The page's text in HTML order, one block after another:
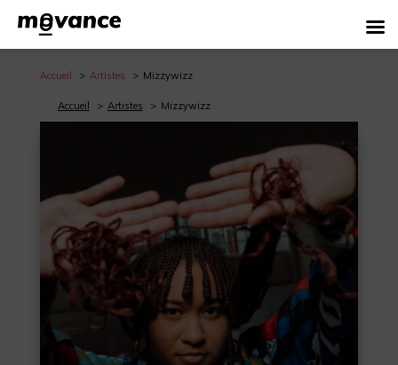
Accueil Artistes Mizzywizz
Accueil Artistes Mizzywizz